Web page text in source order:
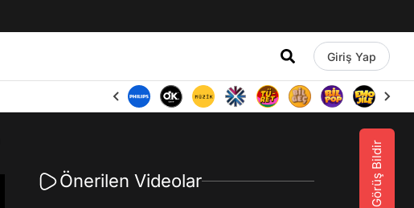
Giriş Yap
Görüş Bildir
Önerilen Videolar